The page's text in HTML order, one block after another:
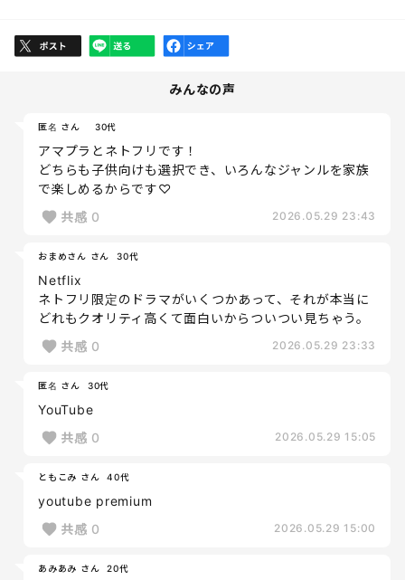
みんなの声
匿名 さん 30代
アマプラとネトフリです！
どちらも子供向けも選択でき、いろんなジャンルを家族
で楽しめるからです♡
共感 0 2026.05.29 23:43
おまめさん さん 30代
Netflix
ネトフリ限定のドラマがいくつかあって、それが本当に
どれもクオリティ高くて面白いからついつい見ちゃう。
共感 0 2026.05.29 23:33
匿名 さん 30代
YouTube
共感 0 2026.05.29 15:05
ともこみ さん 40代
youtube premium
共感 0 2026.05.29 15:00
あみあみ さん 20代